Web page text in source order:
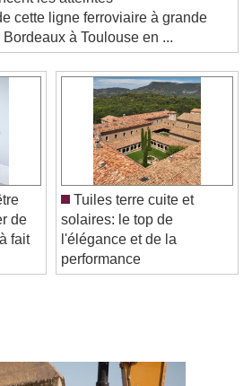
les atteintes
cette ligne ferroviaire à grande
à Toulouse en ...
de
fait
Tuiles terre cuite et
solaires: le top de
l'élégance et de la
performance